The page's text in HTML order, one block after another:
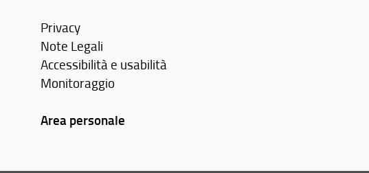
Privacy
Note Legali
Accessibilità e usabilità
Monitoraggio
Area personale